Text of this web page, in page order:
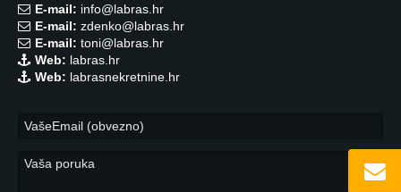
E-mail: info@labras.hr
E-mail: zdenko@labras.hr
E-mail: toni@labras.hr
Web: labras.hr
Web: labrasnekretnine.hr